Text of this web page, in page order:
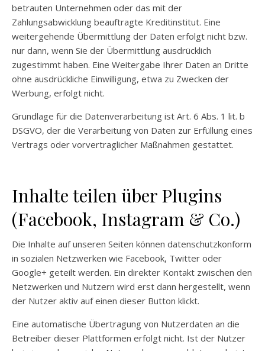
betrauten Unternehmen oder das mit der
Zahlungsabwicklung beauftragte Kreditinstitut. Eine
weitergehende Übermittlung der Daten erfolgt nicht bzw.
nur dann, wenn Sie der Übermittlung ausdrücklich
zugestimmt haben. Eine Weitergabe Ihrer Daten an Dritte
ohne ausdrückliche Einwilligung, etwa zu Zwecken der
Werbung, erfolgt nicht.
Grundlage für die Datenverarbeitung ist Art. 6 Abs. 1 lit. b
DSGVO, der die Verarbeitung von Daten zur Erfüllung eines
Vertrags oder vorvertraglicher Maßnahmen gestattet.
Inhalte teilen über Plugins
(Facebook, Instagram & Co.)
Die Inhalte auf unseren Seiten können datenschutzkonform
in sozialen Netzwerken wie Facebook, Twitter oder
Google+ geteilt werden. Ein direkter Kontakt zwischen den
Netzwerken und Nutzern wird erst dann hergestellt, wenn
der Nutzer aktiv auf einen dieser Button klickt.
Eine automatische Übertragung von Nutzerdaten an die
Betreiber dieser Plattformen erfolgt nicht. Ist der Nutzer